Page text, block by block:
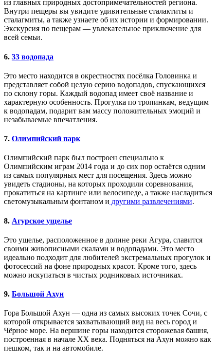
из главных природных достопримечательностей региона.
Внутри пещеры вы увидите удивительные сталактиты и
сталагмиты, а также узнаете об их истории и формировании.
Экскурсия по пещерам — увлекательное приключение для
всей семьи.
6. 33 водопада
Это место находится в окрестностях посёлка Головинка и
представляет собой целую серию водопадов, спускающихся
по склону горы. Каждый водопад имеет своё название и
характерную особенность. Прогулка по тропинкам, ведущим
к водопадам, подарит вам массу положительных эмоций и
незабываемые впечатления.
7. Олимпийский парк
Олимпийский парк был построен специально к
Олимпийским играм 2014 года и до сих пор остаётся одним
из самых популярных мест для посещения. Здесь можно
увидеть стадионы, на которых проходили соревнования,
прокатиться на картинге или велосипеде, а также насладиться
светомузыкальным фонтаном и другими развлечениями.
8. Агурское ущелье
Это ущелье, расположенное в долине реки Агура, славится
своими живописными скалами и водопадами. Это место
идеально подходит для любителей экстремальных прогулок и
фотосессий на фоне природных красот. Кроме того, здесь
можно искупаться в чистых родниковых источниках.
9. Большой Ахун
Гора Большой Ахун — одна из самых высоких точек Сочи, с
которой открывается захватывающий вид на весь город и
Чёрное море. На вершине горы находится сторожевая башня,
построенная в начале XX века. Подняться на Ахун можно как
пешком, так и на автомобиле.